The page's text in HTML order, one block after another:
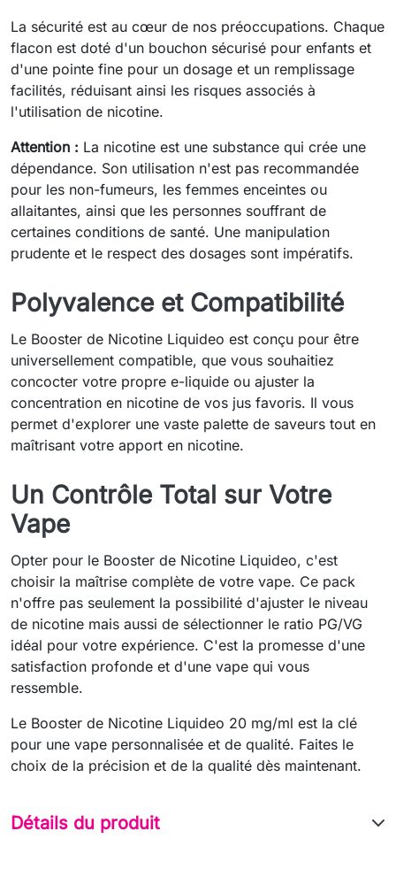
La sécurité est au cœur de nos préoccupations. Chaque
flacon est doté d'un bouchon sécurisé pour enfants et
d'une pointe fine pour un dosage et un remplissage
facilités, réduisant ainsi les risques associés à
l'utilisation de nicotine.
Attention : La nicotine est une substance qui crée une
dépendance. Son utilisation n'est pas recommandée
pour les non-fumeurs, les femmes enceintes ou
allaitantes, ainsi que les personnes souffrant de
certaines conditions de santé. Une manipulation
prudente et le respect des dosages sont impératifs.
Polyvalence et Compatibilité
Le Booster de Nicotine Liquideo est conçu pour être
universellement compatible, que vous souhaitiez
concocter votre propre e-liquide ou ajuster la
concentration en nicotine de vos jus favoris. Il vous
permet d'explorer une vaste palette de saveurs tout en
maîtrisant votre apport en nicotine.
Un Contrôle Total sur Votre
Vape
Opter pour le Booster de Nicotine Liquideo, c'est
choisir la maîtrise complète de votre vape. Ce pack
n'offre pas seulement la possibilité d'ajuster le niveau
de nicotine mais aussi de sélectionner le ratio PG/VG
idéal pour votre expérience. C'est la promesse d'une
satisfaction profonde et d'une vape qui vous
ressemble.
Le Booster de Nicotine Liquideo 20 mg/ml est la clé
pour une vape personnalisée et de qualité. Faites le
choix de la précision et de la qualité dès maintenant.
Détails du produit